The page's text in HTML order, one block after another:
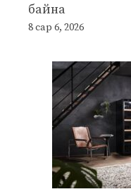
байна
8 сар 6, 2026